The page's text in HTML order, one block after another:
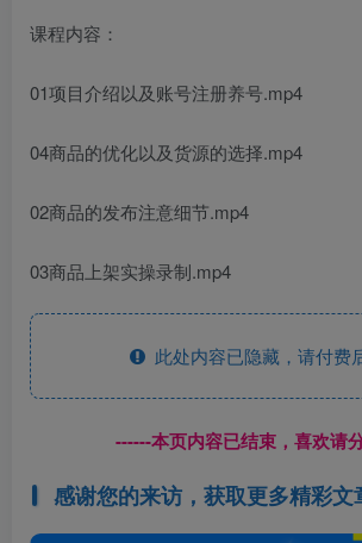
课程内容：
01项目介绍以及账号注册养号.mp4
04商品的优化以及货源的选择.mp4
02商品的发布注意细节.mp4
03商品上架实操录制.mp4
此处内容已隐藏，请付费
------本页内容已结束，喜欢请
感谢您的来访，获取更多精彩文